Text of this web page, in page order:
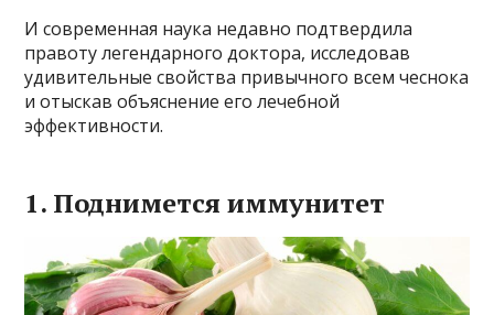
И современная наука недавно подтвердила
правоту легендарного доктора, исследовав
удивительные свойства привычного всем чеснока
и отыскав объяснение его лечебной
эффективности.
1. Поднимется иммунитет